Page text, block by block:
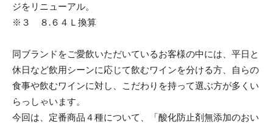
ジをリニューアル。
※３ ８.６４Ｌ換算
同ブランドをご愛飲いただいているお客様の中には、平日と
休日など飲用シーンに応じて飲むワインを分ける方、自らの
食事や飲むワインに対し、こだわりを持って選ぶ方が多くい
らっしゃいます。
今回は、定番商品４種について、「酸化防止剤無添加のおい